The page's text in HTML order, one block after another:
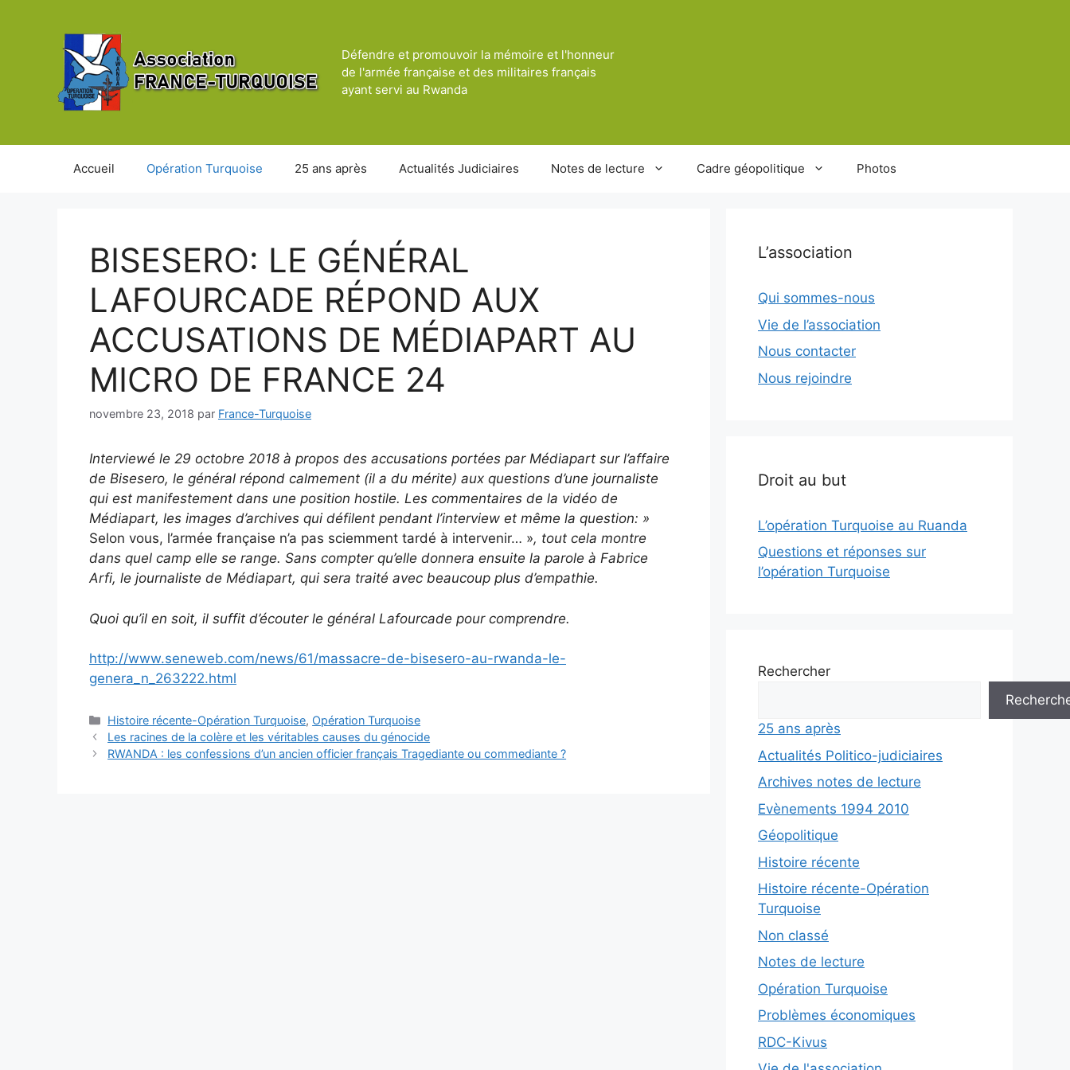
Défendre et promouvoir la mémoire et l'honneur
de l'armée française et des militaires français
ayant servi au Rwanda
Accueil Opération Turquoise 25 ans après Actualités Judiciaires Notes de lecture Cadre géopolitique Photos
BISESERO: LE GÉNÉRAL
LAFOURCADE RÉPOND AUX
ACCUSATIONS DE MÉDIAPART AU
MICRO DE FRANCE 24
novembre 23, 2018 par France-Turquoise
Interviewé le 29 octobre 2018 à propos des accusations portées par Médiapart sur l’affaire
de Bisesero, le général répond calmement (il a du mérite) aux questions d’une journaliste
qui est manifestement dans une position hostile. Les commentaires de la vidéo de
Médiapart, les images d’archives qui défilent pendant l’interview et même la question: »
Selon vous, l’armée française n’a pas sciemment tardé à intervenir… », tout cela montre
dans quel camp elle se range. Sans compter qu’elle donnera ensuite la parole à Fabrice
Arfi, le journaliste de Médiapart, qui sera traité avec beaucoup plus d’empathie.
Quoi qu’il en soit, il suffit d’écouter le général Lafourcade pour comprendre.
http://www.seneweb.com/news/61/massacre-de-bisesero-au-rwanda-le-
genera_n_263222.html
Catégories
Histoire récente-Opération Turquoise, Opération Turquoise
Les racines de la colère et les véritables causes du génocide
RWANDA : les confessions d’un ancien officier français Tragediante ou commediante ?
L’association
Qui sommes-nous
Vie de l’association
Nous contacter
Nous rejoindre
Droit au but
L’opération Turquoise au Ruanda
Questions et réponses sur
l’opération Turquoise
Rechercher
25 ans après
Actualités Politico-judiciaires
Archives notes de lecture
Evènements 1994 2010
Géopolitique
Histoire récente
Histoire récente-Opération
Turquoise
Non classé
Notes de lecture
Opération Turquoise
Problèmes économiques
RDC-Kivus